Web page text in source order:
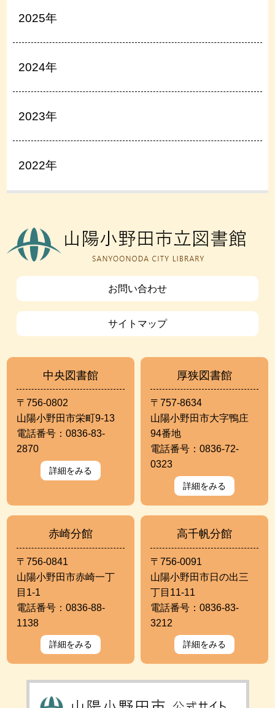
2025年
2024年
2023年
2022年
お問い合わせ
サイトマップ
中央図書館
〒756-0802
山陽小野田市栄町9-13
電話番号：0836-83-
2870
詳細をみる
厚狭図書館
〒757-8634
山陽小野田市大字鴨庄
94番地
電話番号：0836-72-
0323
詳細をみる
赤崎分館
〒756-0841
山陽小野田市赤崎一丁
目1-1
電話番号：0836-88-
1138
詳細をみる
高千帆分館
〒756-0091
山陽小野田市日の出三
丁目11-11
電話番号：0836-83-
3212
詳細をみる